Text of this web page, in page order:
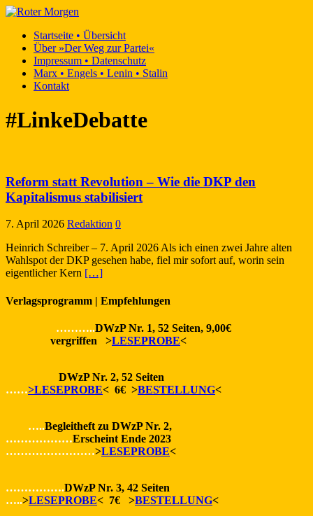
Startseite • Übersicht
Über »Der Weg zur Partei«
Impressum • Datenschutz
Marx • Engels • Lenin • Stalin
Kontakt
#LinkeDebatte
Reform statt Revolution – Wie die DKP den
Kapitalismus stabilisiert
7. April 2026 Redaktion 0
Heinrich Schreiber – 7. April 2026 Als ich einen zwei Jahre alten
Wahlspot der DKP gesehen habe, fiel mir sofort auf, worin sein
eigentlicher Kern […]
Verlagsprogramm | Empfehlungen
………..DWzP Nr. 1, 52 Seiten, 9,00€
vergriffen >LESEPROBE<
DWzP Nr. 2, 52 Seiten
……>LESEPROBE< 6€ >BESTELLUNG<
…..Begleitheft zu DWzP Nr. 2,
………………Erscheint Ende 2023
……………………>LESEPROBE<
…………….DWzP Nr. 3, 42 Seiten
…..>LESEPROBE< 7€ >BESTELLUNG<